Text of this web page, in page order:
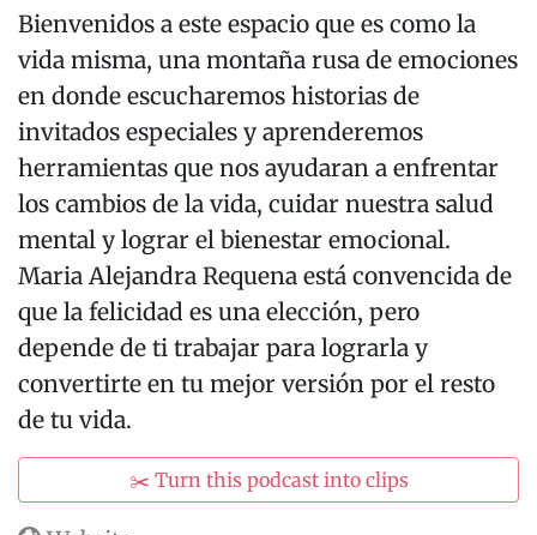
Bienvenidos a este espacio que es como la
vida misma, una montaña rusa de emociones
en donde escucharemos historias de
invitados especiales y aprenderemos
herramientas que nos ayudaran a enfrentar
los cambios de la vida, cuidar nuestra salud
mental y lograr el bienestar emocional.
Maria Alejandra Requena está convencida de
que la felicidad es una elección, pero
depende de ti trabajar para lograrla y
convertirte en tu mejor versión por el resto
de tu vida.
✂️ Turn this podcast into clips